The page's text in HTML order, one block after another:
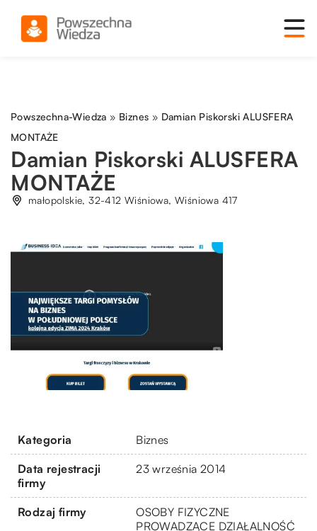
Powszechna-Wiedza » Biznes » Damian Piskorski ALUSFERA
MONTAŻE
Damian Piskorski ALUSFERA
MONTAŻE
małopolskie, 32-412 Wiśniowa, Wiśniowa 417
Kategoria Biznes
Data rejestracji
firmy
23 września 2014
Rodzaj firmy
OSOBY FIZYCZNE
PROWADZĄCE DZIAŁALNOŚĆ